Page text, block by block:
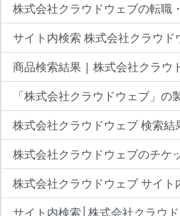
株式会社クラウドウェブの転職
サイト内検索 株式会社クラウ
商品検索結果 | 株式会社クラウ
「株式会社クラウドウェブ」の
株式会社クラウドウェブ 検索結
株式会社クラウドウェブのチケ
株式会社クラウドウェブ サイト
サイト内検索│株式会社クラウ